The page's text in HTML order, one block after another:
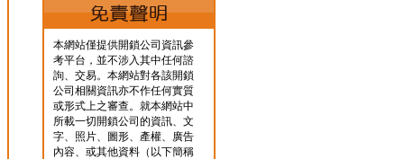
本網站僅提供開鎖公司資訊參
考平台，並不涉入其中任何諮
詢、交易。本網站對各該開鎖
公司相關資訊亦不作任何實質
或形式上之審查。就本網站中
所載一切開鎖公司的資訊、文
字、照片、圖形、產權、廣告
內容、或其他資料（以下簡稱